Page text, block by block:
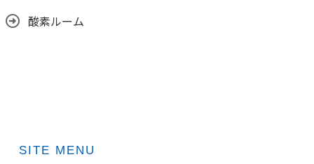
酸素ルーム
SITE MENU